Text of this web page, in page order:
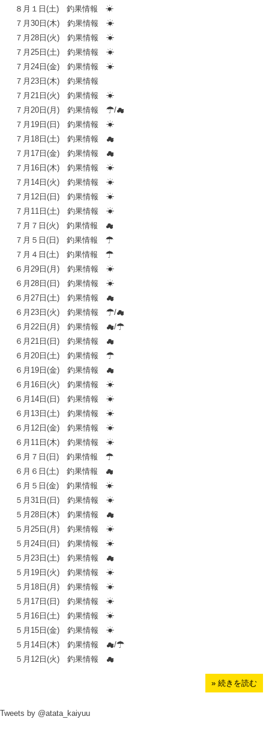
８月１日(土) 釣果情報 ☀
７月30日(木) 釣果情報 ☀
７月28日(火) 釣果情報 ☀
７月25日(土) 釣果情報 ☀
７月24日(金) 釣果情報 ☀
７月23日(木) 釣果情報
７月21日(火) 釣果情報 ☀
７月20日(月) 釣果情報 ☂/☁
７月19日(日) 釣果情報 ☀
７月18日(土) 釣果情報 ☁
７月17日(金) 釣果情報 ☁
７月16日(木) 釣果情報 ☀
７月14日(火) 釣果情報 ☀
７月12日(日) 釣果情報 ☀
７月11日(土) 釣果情報 ☀
７月７日(火) 釣果情報 ☁
７月５日(日) 釣果情報 ☂
７月４日(土) 釣果情報 ☂
６月29日(月) 釣果情報 ☀
６月28日(日) 釣果情報 ☀
６月27日(土) 釣果情報 ☁
６月23日(火) 釣果情報 ☂/☁
６月22日(月) 釣果情報 ☁/☂
６月21日(日) 釣果情報 ☁
６月20日(土) 釣果情報 ☂
６月19日(金) 釣果情報 ☁
６月16日(火) 釣果情報 ☀
６月14日(日) 釣果情報 ☀
６月13日(土) 釣果情報 ☀
６月12日(金) 釣果情報 ☀
６月11日(木) 釣果情報 ☀
６月７日(日) 釣果情報 ☂
６月６日(土) 釣果情報 ☁
６月５日(金) 釣果情報 ☀
５月31日(日) 釣果情報 ☀
５月28日(木) 釣果情報 ☁
５月25日(月) 釣果情報 ☀
５月24日(日) 釣果情報 ☀
５月23日(土) 釣果情報 ☁
５月19日(火) 釣果情報 ☀
５月18日(月) 釣果情報 ☀
５月17日(日) 釣果情報 ☀
５月16日(土) 釣果情報 ☀
５月15日(金) 釣果情報 ☀
５月14日(木) 釣果情報 ☁/☂
５月12日(火) 釣果情報 ☁
» 続きを読む
Tweets by @atata_kaiyuu